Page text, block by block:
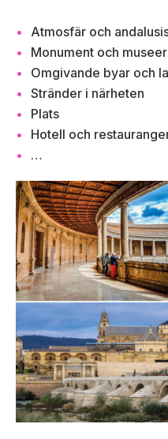
Atmosfär och
Monument och museer
Omgivande byar och
Stränder i närheten
Plats
Hotell och
…